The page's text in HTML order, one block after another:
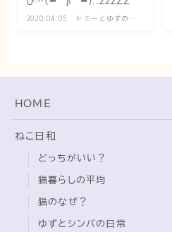
2020.04.05
トミーとゆずの観
HOME
ねこ日和
どっちがいい？
猫暮らしの平均
猫のなぜ？
ゆずとシンバの日常